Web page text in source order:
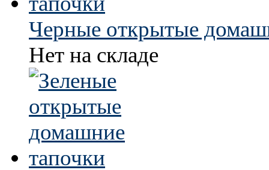
Черные открытые
Нет на складе